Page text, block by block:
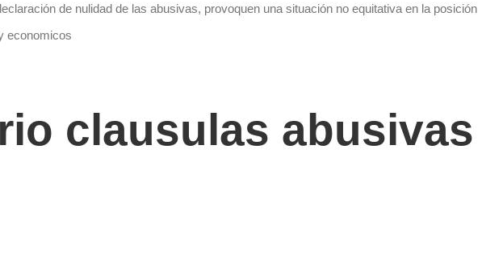
de nulidad de las abusivas, provoquen una situación no equitativa en la posición
economicos
clausulas abusivas